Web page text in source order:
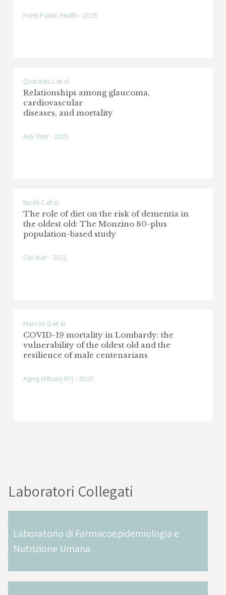
Front Public Health - 2025
Quaranta L et al.
Relationships among glaucoma,
cardiovascular
diseases, and mortality
Adv Ther - 2025
Nicoli C et al.
The role of diet on the risk of dementia in
the oldest old: The Monzino 80-plus
population-based study
Clin Nutr - 2021
Marcon G et al.
COVID-19 mortality in Lombardy: the
vulnerability of the oldest old and the
resilience of male centenarians
Aging (Albany NY) - 2020
Laboratori Collegati
Laboratorio di Farmacoepidemiologia e
Nutrizione Umana